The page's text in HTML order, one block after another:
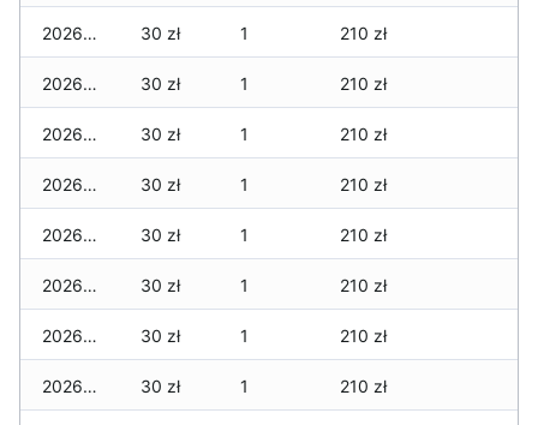
2026-03-20 30 zł 1 210 zł
2026-03-19 30 zł 1 210 zł
2026-03-18 30 zł 1 210 zł
2026-03-17 30 zł 1 210 zł
2026-03-16 30 zł 1 210 zł
2026-03-15 30 zł 1 210 zł
2026-03-14 30 zł 1 210 zł
2026-03-13 30 zł 1 210 zł